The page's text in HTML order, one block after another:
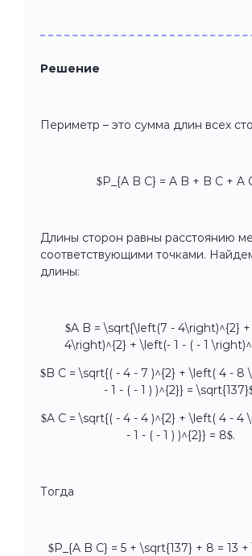
Решение
Периметр – это сумма длин всех
$P_{A B C} = A B + B C + A
Длины сторон равны расстоянию
соответствующими точками.
длины:
$A B = \sqrt{\left(7 - 4\right)^{2}
4\right)^{2} + \left(- 1 - ( - 1
$B C = \sqrt{( - 4 - 7 )^{2} + \left( 4 - 8
- 1 - ( - 1 ) )^{2}} =
$A C = \sqrt{( - 4 - 4 )^{2} + \left( 4 - 4
- 1 - ( - 1 ) )^{2}} = 8$.
Тогда
$P_{A B C} = 5 + \sqrt{137} + 8 = 13 +